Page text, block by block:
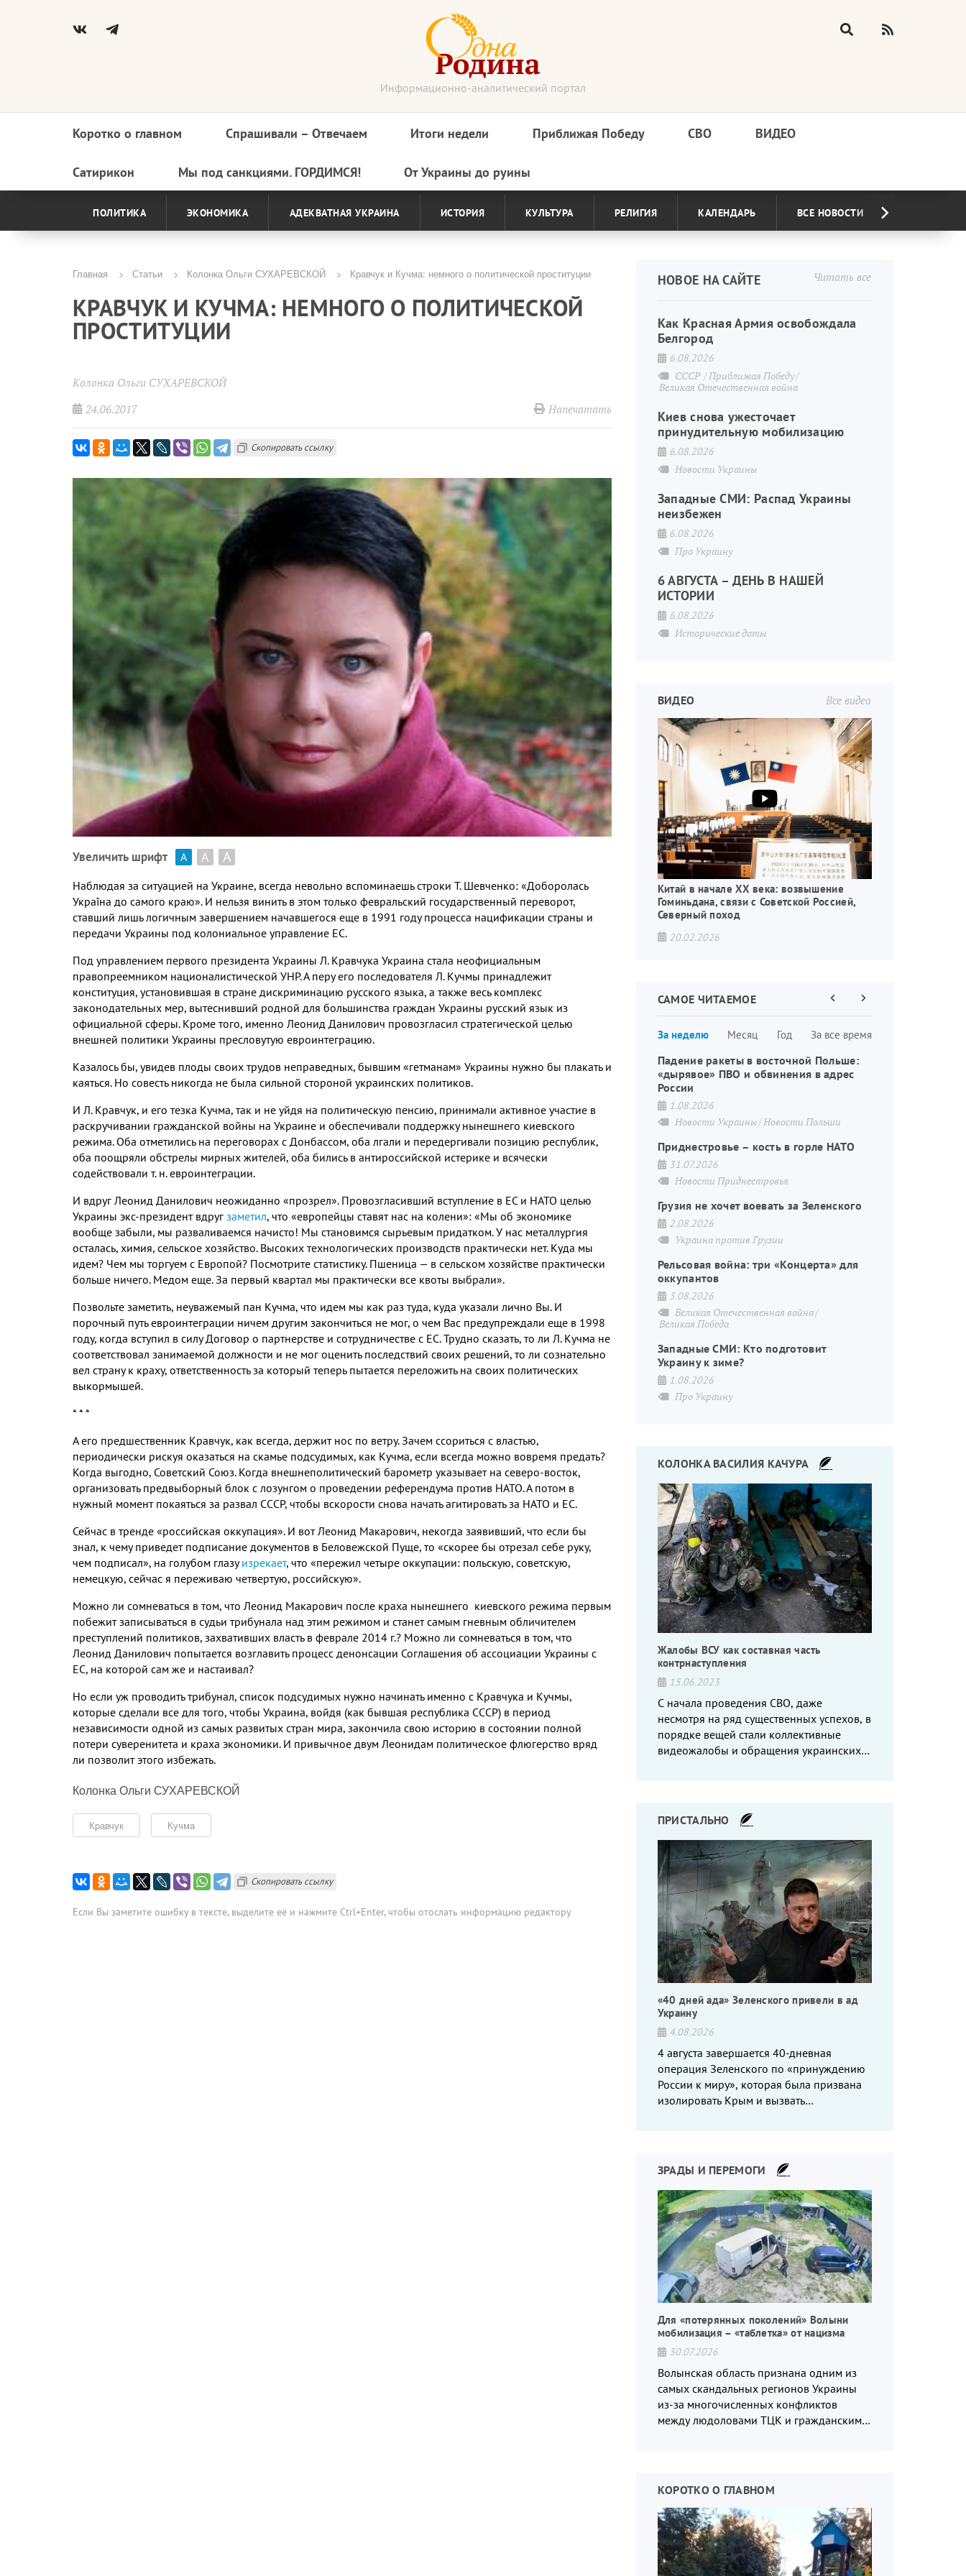
Информационно-аналитический портал
Основная
навигация
Коротко о главном Спрашивали – Отвечаем Итоги недели Приближая Победу СВО ВИДЕО
Сатирикон Мы под санкциями. ГОРДИМСЯ! От Украины до руины
ПОЛИТИКА ЭКОНОМИКА АДЕКВАТНАЯ УКРАИНА ИСТОРИЯ КУЛЬТУРА РЕЛИГИЯ КАЛЕНДАРЬ ВСЕ НОВОСТИ
Строка
навигации
Главная Статьи Колонка Ольги СУХАРЕВСКОЙ Кравчук и Кучма: немного о политической проституции
КРАВЧУК И КУЧМА: НЕМНОГО О ПОЛИТИЧЕСКОЙ
ПРОСТИТУЦИИ
Колонка Ольги СУХАРЕВСКОЙ
24.06.2017
Напечатать
Скопировать ссылку
Увеличить шрифт А А А
Наблюдая за ситуацией на Украине, всегда невольно вспоминаешь строки Т. Шевченко: «Доборолась
Україна до самого краю». И нельзя винить в этом только февральский государственный переворот,
ставший лишь логичным завершением начавшегося еще в 1991 году процесса нацификации страны и
передачи Украины под колониальное управление ЕС.
Под управлением первого президента Украины Л. Кравчука Украина стала неофициальным
правопреемником националистической УНР. А перу его последователя Л. Кучмы принадлежит
конституция, установившая в стране дискриминацию русского языка, а также весь комплекс
законодательных мер, вытеснивший родной для большинства граждан Украины русский язык из
официальной сферы. Кроме того, именно Леонид Данилович провозгласил стратегической целью
внешней политики Украины пресловутую евроинтеграцию.
Казалось бы, увидев плоды своих трудов неправедных, бывшим «гетманам» Украины нужно бы плакать и
каяться. Но совесть никогда не была сильной стороной украинских политиков.
И Л. Кравчук, и его тезка Кучма, так и не уйдя на политическую пенсию, принимали активное участие в
раскручивании гражданской войны на Украине и обеспечивали поддержку нынешнего киевского
режима. Оба отметились на переговорах с Донбассом, оба лгали и передергивали позицию республик,
оба поощряли обстрелы мирных жителей, оба бились в антироссийской истерике и всячески
содействовали т. н. евроинтеграции.
И вдруг Леонид Данилович неожиданно «прозрел». Провозгласивший вступление в ЕС и НАТО целью
Украины экс-президент вдруг заметил, что «европейцы ставят нас на колени»: «Мы об экономике
вообще забыли, мы разваливаемся начисто! Мы становимся сырьевым придатком. У нас металлургия
осталась, химия, сельское хозяйство. Высоких технологических производств практически нет. Куда мы
идем? Чем мы торгуем с Европой? Посмотрите статистику. Пшеница — в сельском хозяйстве практически
больше ничего. Медом еще. За первый квартал мы практически все квоты выбрали».
Позвольте заметить, неуважемый пан Кучма, что идем мы как раз туда, куда указали лично Вы. И
порочный путь евроинтеграции ничем другим закончиться не мог, о чем Вас предупреждали еще в 1998
году, когда вступил в силу Договор о партнерстве и сотрудничестве с ЕС. Трудно сказать, то ли Л. Кучма не
соответствовал занимаемой должности и не мог оценить последствий своих решений, то ли сознательно
вел страну к краху, ответственность за который теперь пытается переложить на своих политических
выкормышей.
* * *
А его предшественник Кравчук, как всегда, держит нос по ветру. Зачем ссориться с властью,
периодически рискуя оказаться на скамье подсудимых, как Кучма, если всегда можно вовремя предать?
Когда выгодно, Советский Союз. Когда внешнеполитический барометр указывает на северо-восток,
организовать предвыборный блок с лозунгом о проведении референдума против НАТО. А потом в
нужный момент покаяться за развал СССР, чтобы вскорости снова начать агитировать за НАТО и ЕС.
Сейчас в тренде «российская оккупация». И вот Леонид Макарович, некогда заявивший, что если бы
знал, к чему приведет подписание документов в Беловежской Пуще, то «скорее бы отрезал себе руку,
чем подписал», на голубом глазуизрекает, что «пережил четыре оккупации: польскую, советскую,
немецкую, сейчас я переживаю четвертую, российскую».
Можно ли сомневаться в том, что Леонид Макарович после краха нынешнего киевского режима первым
побежит записываться в судьи трибунала над этим режимом и станет самым гневным обличителем
преступлений политиков, захвативших власть в феврале 2014 г.? Можно ли сомневаться в том, что
Леонид Данилович попытается возглавить процесс денонсации Соглашения об ассоциации Украины с
ЕС, на которой сам же и настаивал?
Но если уж проводить трибунал, список подсудимых нужно начинать именно с Кравчука и Кучмы,
которые сделали все для того, чтобы Украина, войдя (как бывшая республика СССР) в период
независимости одной из самых развитых стран мира, закончила свою историю в состоянии полной
потери суверенитета и краха экономики. И привычное двум Леонидам политическое флюгерство вряд
ли позволит этого избежать.
Колонка Ольги СУХАРЕВСКОЙ
Кравчук Кучма
Скопировать ссылку
Если Вы заметите ошибку в тексте, выделите её и нажмите Ctrl+Enter, чтобы отослать информацию редактору
Читать все
НОВОЕ НА САЙТЕ
Как Красная Армия освобождала
Белгород
6.08.2026
СССР Приближая Победу
Великая Отечественная война
Киев снова ужесточает
принудительную мобилизацию
6.08.2026
Новости Украины
Западные СМИ: Распад Украины
неизбежен
6.08.2026
Про Украину
6 АВГУСТА – ДЕНЬ В НАШЕЙ
ИСТОРИИ
6.08.2026
Исторические даты
Все видео
ВИДЕО
Китай в начале XX века: возвышение
Гоминьдана, связи с Советской Россией,
Северный поход
20.02.2026
САМОЕ ЧИТАЕМОЕ
За неделю Месяц Год За все время
страниц
ПредыдущаяСледующая
Падение ракеты в восточной Польше:
«дырявое» ПВО и обвинения в адрес
России
1.08.2026
Новости Украины Новости Польши
Приднестровье – кость в горле НАТО
31.07.2026
Новости Приднестровья
Грузия не хочет воевать за Зеленского
2.08.2026
Украина против Грузии
Рельсовая война: три «Концерта» для
оккупантов
3.08.2026
Великая Отечественная война
Великая Победа
Западные СМИ: Кто подготовит
Украину к зиме?
1.08.2026
Про Украину
КОЛОНКА ВАСИЛИЯ КАЧУРА
Жалобы ВСУ как составная часть
контрнаступления
15.06.2023
С начала проведения СВО, даже
несмотря на ряд существенных успехов, в
порядке вещей стали коллективные
видеожалобы и обращения украинских
ПРИСТАЛЬНО
«40 дней ада» Зеленского привели в ад
Украину
4.08.2026
4 августа завершается 40-дневная
операция Зеленского по «принуждению
России к миру», которая была призвана
изолировать Крым и вызвать
ЗРАДЫ И ПЕРЕМОГИ
Для «потерянных поколений» Волыни
мобилизация – «таблетка» от нацизма
30.07.2026
Волынская область признана одним из
самых скандальных регионов Украины
из-за многочисленных конфликтов
между людоловами ТЦК и гражданским
КОРОТКО О ГЛАВНОМ